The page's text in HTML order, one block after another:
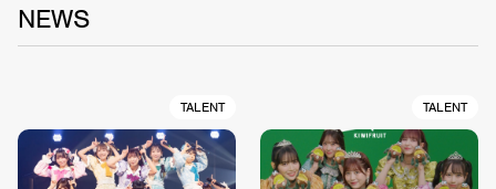
NEWS
TALENT TALENT